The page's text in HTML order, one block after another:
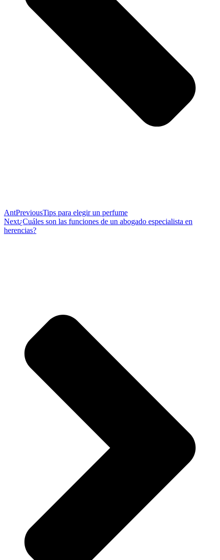
AntPreviousTips para elegir un perfume
Next¿Cuáles son las funciones de un abogado especialista en
herencias?